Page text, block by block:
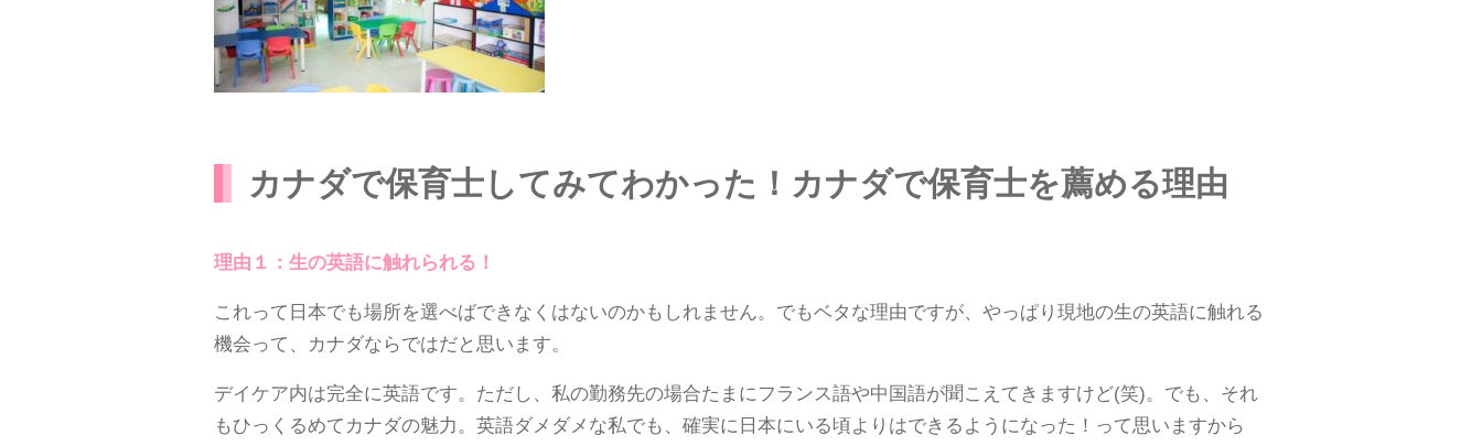
カナダで保育士してみてわかった！カナダで保育士を薦める理由
理由１：生の英語に触れられる！
これって日本でも場所を選べばできなくはないのかもしれません。でもベタな理由ですが、やっぱり現地の生の英語に触れる
機会って、カナダならではだと思います。
デイケア内は完全に英語です。ただし、私の勤務先の場合たまにフランス語や中国語が聞こえてきますけど(笑)。でも、それ
もひっくるめてカナダの魅力。英語ダメダメな私でも、確実に日本にいる頃よりはできるようになった！って思いますから